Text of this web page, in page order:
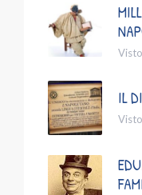
IL